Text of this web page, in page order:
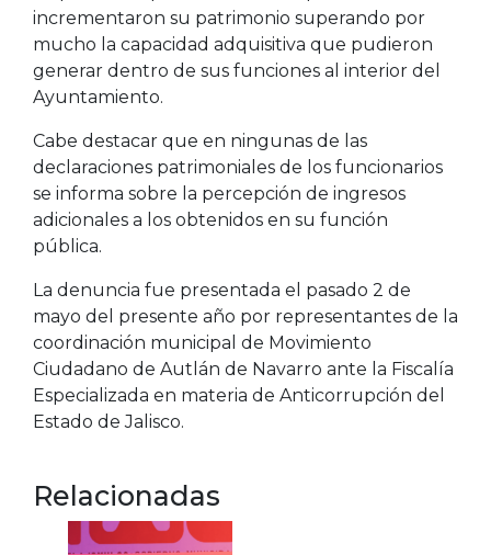
incrementaron su patrimonio superando por
mucho la capacidad adquisitiva que pudieron
generar dentro de sus funciones al interior del
Ayuntamiento.
Cabe destacar que en ningunas de las
declaraciones patrimoniales de los funcionarios
se informa sobre la percepción de ingresos
adicionales a los obtenidos en su función
pública.
La denuncia fue presentada el pasado 2 de
mayo del presente año por representantes de la
coordinación municipal de Movimiento
Ciudadano de Autlán de Navarro ante la Fiscalía
Especializada en materia de Anticorrupción del
Estado de Jalisco.
Relacionadas